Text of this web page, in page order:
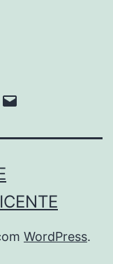
WordPress.